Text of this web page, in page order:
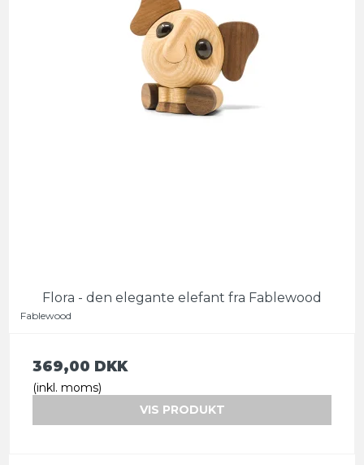
Flora - den elegante elefant fra Fablewood
Fablewood
369,00 DKK
(inkl. moms)
VIS PRODUKT